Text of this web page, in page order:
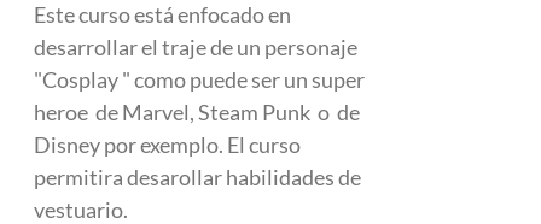
era:
480.00 €.290.00 €.
Este curso está enfocado en
desarrollar el traje de un personaje
"Cosplay " como puede ser un super
heroe de Marvel, Steam Punk o de
Disney por exemplo. El curso
permitira desarollar habilidades de
vestuario.